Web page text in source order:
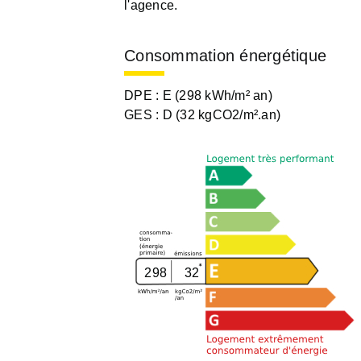
l'agence.
Consommation énergétique
DPE : E (298 kWh/m² an)
GES : D (32 kgCO2/m².an)
298 32